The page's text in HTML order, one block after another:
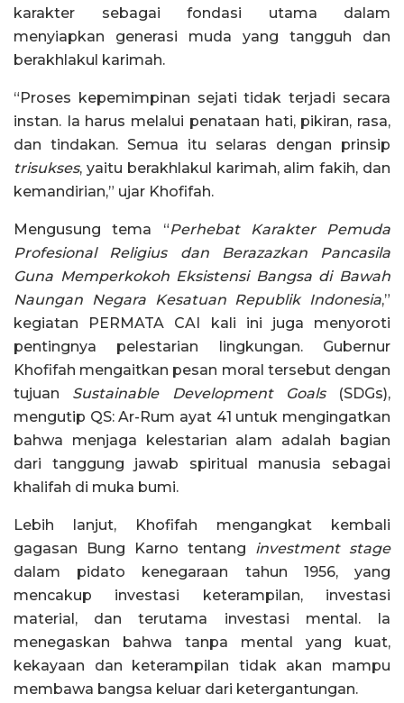
karakter sebagai fondasi utama dalam
menyiapkan generasi muda yang tangguh dan
berakhlakul karimah.
“Proses kepemimpinan sejati tidak terjadi secara
instan. Ia harus melalui penataan hati, pikiran, rasa,
dan tindakan. Semua itu selaras dengan prinsip
trisukses, yaitu berakhlakul karimah, alim fakih, dan
kemandirian,” ujar Khofifah.
Mengusung tema “Perhebat Karakter Pemuda
Profesional Religius dan Berazazkan Pancasila
Guna Memperkokoh Eksistensi Bangsa di Bawah
Naungan Negara Kesatuan Republik Indonesia,”
kegiatan PERMATA CAI kali ini juga menyoroti
pentingnya pelestarian lingkungan. Gubernur
Khofifah mengaitkan pesan moral tersebut dengan
tujuan Sustainable Development Goals(SDGs),
mengutip QS: Ar-Rum ayat 41 untuk mengingatkan
bahwa menjaga kelestarian alam adalah bagian
dari tanggung jawab spiritual manusia sebagai
khalifah di muka bumi.
Lebih lanjut, Khofifah mengangkat kembali
gagasan Bung Karno tentang investment stage
dalam pidato kenegaraan tahun 1956, yang
mencakup investasi keterampilan, investasi
material, dan terutama investasi mental. Ia
menegaskan bahwa tanpa mental yang kuat,
kekayaan dan keterampilan tidak akan mampu
membawa bangsa keluar dari ketergantungan.